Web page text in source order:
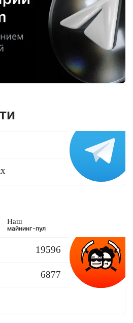
Наш
майнинг-пул
19596
6877